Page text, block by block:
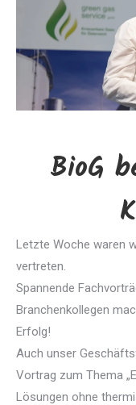
BioG
Letzte Woche waren
vertreten.
Spannende
Branchenkollegen
Erfolg!
Auch unser
Vortrag zum Thema
Lösungen ohne